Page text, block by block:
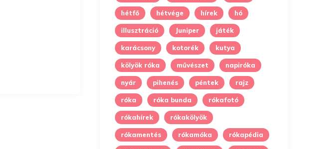
hétfő hétvége hírek hó
illusztráció Juniper játék
karácsony kotorék kutya
kölyök róka művészet napiróka
nyár pihenés péntek rajz
róka róka bunda rókafotó
rókahírek rókakölyök
rókamentés rókamóka rókapédia